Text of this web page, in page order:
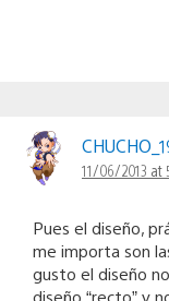
11/06/2013 at
Pues el diseño,
me importa son
gusto el diseño
diseño “recto” y